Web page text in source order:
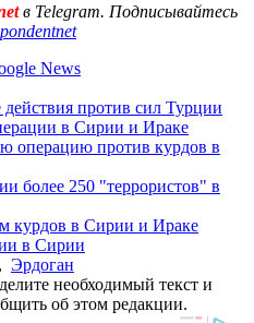
в Telegram. Подписывайтесь
News
против сил Турции
в Сирии и Ираке
операцию против курдов в
более 250 "террористов" в
курдов в Сирии и Ираке
в Сирии
, Эрдоган
необходимый текст и
об этом редакции.